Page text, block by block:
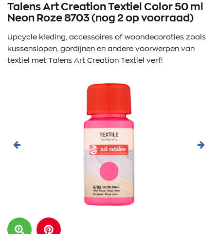
TEKENEN
INSPIRATIE
Talens Art Creation Textiel Color 50 ml
Neon Roze 8703 (nog 2 op voorraad)
Upcycle kleding, accessoires of woondecoraties zoals
kussenslopen, gordijnen en andere voorwerpen van
textiel met Talens Art Creation Textiel verf!
Vorige